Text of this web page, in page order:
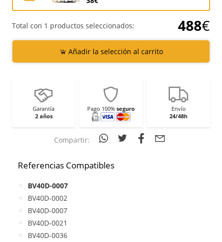
Total con 1 productos seleccionados: 488€
Añadir la selección al carrito
Garantía
2 años
Pago 100% seguro
Envío
24/48h
Compartir:
Referencias Compatibles
BV40D-0007
BV40D-0002
BV40D-0007
BV40D-0021
BV40D-0036